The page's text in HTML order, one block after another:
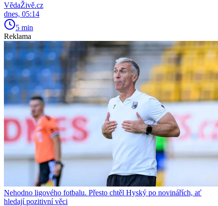
VědaŽivě.cz
dnes, 05:14
5 min
Reklama
Nehodno ligového fotbalu. Přesto chtěl Hyský po novinářích, ať
hledají pozitivní věci